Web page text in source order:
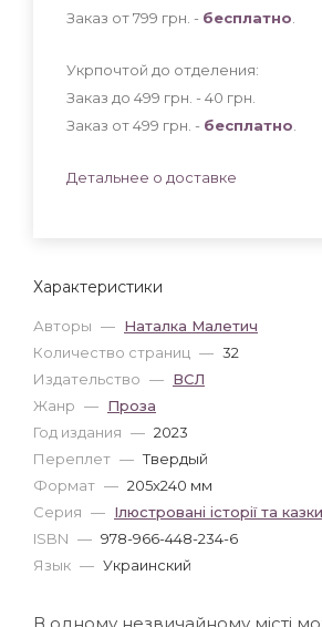
Характеристики
Авторы — Наталка Малетич
Количество страниц — 32
Издательство — ВСЛ
Жанр — Проза
Год издания — 2023
Переплет — Твердый
Формат — 205x240 мм
Серия — Ілюстровані історії та казки
ISBN — 978-966-448-234-6
Язык — Украинский
Заказ от 799 грн. - бесплатно
Укрпочтой до отделения:
Заказ до 499 грн. - 40 грн
Заказ от 499 грн. - бесплатно
Детальнее о доставке
В одному незвичайному місті